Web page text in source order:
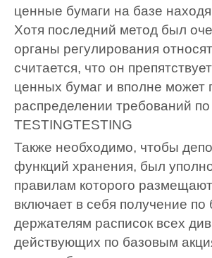
ценные бумаги на базе
Хотя последний метод был
органы регулирования
считается, что он
ценных бумаг и вполне может
распределении требований
TESTINGTESTING
Также необходимо, чтобы
функций хранения, был
правилам которого
включает в себя получение
держателям расписок всех
действующих по базовым